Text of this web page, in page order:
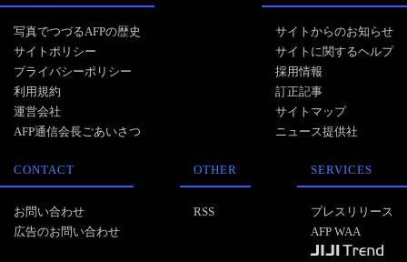
写真でつづるAFPの歴史
サイトポリシー
プライバシーポリシー
利用規約
運営会社
AFP通信会長ごあいさつ
サイトからのお知らせ
サイトに関するヘルプ
採用情報
訂正記事
サイトマップ
ニュース提供社
CONTACT
お問い合わせ
広告のお問い合わせ
OTHER
RSS
SERVICES
プレスリリース
AFP WAA